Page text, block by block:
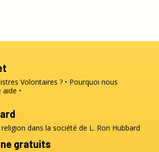
Volontaires ?
Pourquoi nous
aide
religion dans la société de L. Ron Hubbard
gratuits